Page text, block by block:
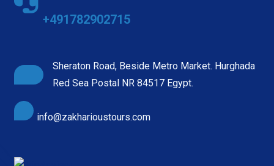
+491782902715
Sheraton Road, Beside Metro Market. Hurghada
Red Sea Postal NR 84517 Egypt.
info@zakharioustours.com